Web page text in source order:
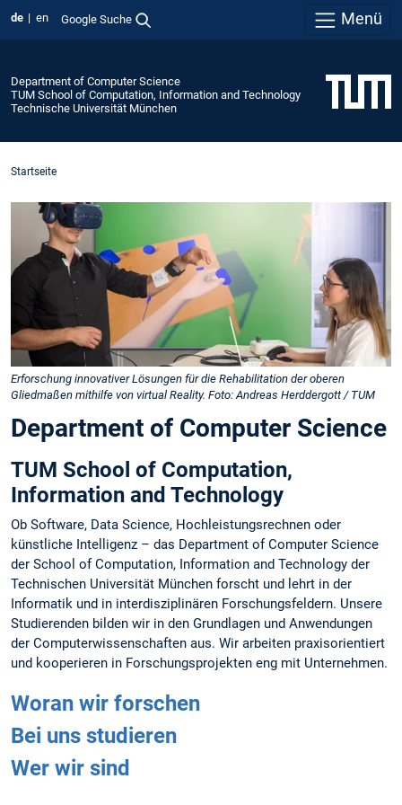
de en Google Suche Menü
Department of Computer Science
TUM School of Computation, Information and Technology
Technische Universität München
Startseite
Erforschung innovativer Lösungen für die Rehabilitation der oberen
Gliedmaßen mithilfe von virtual Reality. Foto: Andreas Herddergott / TUM
Department of Computer Science
TUM School of Computation,
Information and Technology
Ob Software, Data Science, Hochleistungsrechnen oder
künstliche Intelligenz – das Department of Computer Science
der School of Computation, Information and Technology der
Technischen Universität München forscht und lehrt in der
Informatik und in interdisziplinären Forschungsfeldern. Unsere
Studierenden bilden wir in den Grundlagen und Anwendungen
der Computerwissenschaften aus. Wir arbeiten praxisorientiert
und kooperieren in Forschungsprojekten eng mit Unternehmen.
Woran wir forschen
Bei uns studieren
Wer wir sind